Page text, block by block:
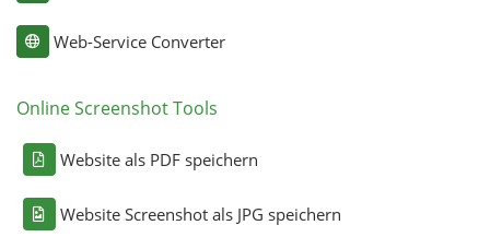
Web-Service Converter
Online Screenshot Tools
Website als PDF speichern
Website Screenshot als JPG speichern